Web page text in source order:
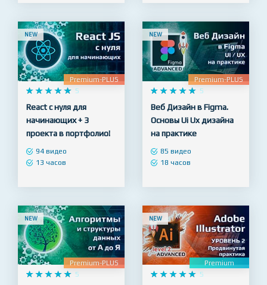
NEW
Premium-PLUS
    
     5
React с нуля для
начинающих + 3
проекта в портфолио!
94 видео
13 часов
NEW
Premium-PLUS
    
     5
Веб Дизайн в Figma.
Основы Ui Ux дизайна
на практике
85 видео
18 часов
NEW
Premium-PLUS
    
     5
NEW
Premium
    
     5